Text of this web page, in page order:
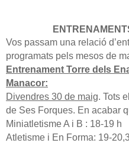
Vos passam una relació
programats pels mesos de
Entrenament Torre dels
Manacor:
Divendres 30 de maig. Tots
de Ses Forques. En acabar
Miniatletisme A i B : 18-19 h
Atletisme i En Forma: 19-